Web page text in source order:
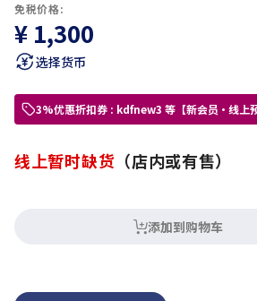
免税价格:
¥ 1,300
选择货币
3%优惠折扣券 : kdfnew3 等【新会员・线上预
线上暂时缺货 （店内或有售）
添加到购物车